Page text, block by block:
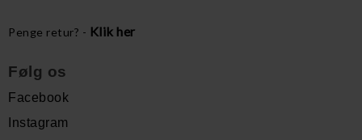
Penge retur? - Klik her
Følg os
Facebook
Instagram